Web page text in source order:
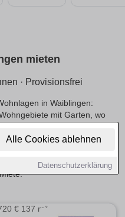
Alle Cookies ablehnen
Datenschutzerklärung
mieten
· Provisionsfrei
in Waiblingen:
mit Garten, wo
guter Anbindung?
Orientierung bei der
provisionsfrei als Filter
schneller das passende